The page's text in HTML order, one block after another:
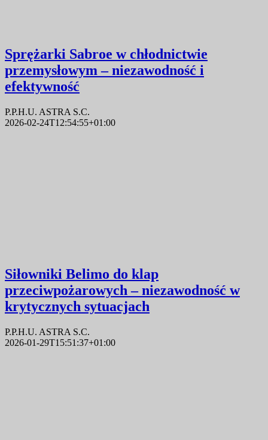
Sprężarki Sabroe w chłodnictwie
przemysłowym – niezawodność i
efektywność
P.P.H.U. ASTRA S.C.
2026-02-24T12:54:55+01:00
Siłowniki Belimo do klap
przeciwpożarowych – niezawodność w
krytycznych sytuacjach
P.P.H.U. ASTRA S.C.
2026-01-29T15:51:37+01:00